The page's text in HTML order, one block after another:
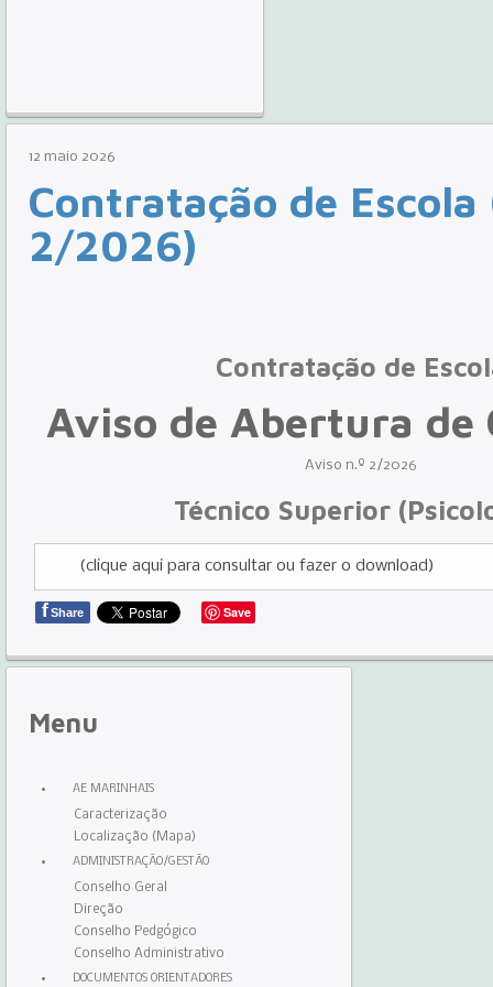
12 maio 2026
Contratação de Escola
2/2026)
Contratação de
Aviso de Abertura de
Aviso n.º 2/2026
Técnico Superior
(clique aqui para consultar ou fazer o download)
fShare Save
Menu
AE MARINHAIS
Caracterização
Localização (Mapa)
ADMINISTRAÇÃO/GESTÃO
Conselho Geral
Direção
Conselho Pedgógico
Conselho Administrativo
DOCUMENTOS ORIENTADORES